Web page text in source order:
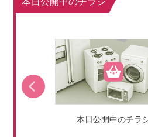
本日公開中のチラ